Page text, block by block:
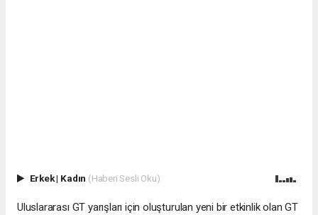
Erkek| Kadın (Haberi Sesli Oku)
Uluslararası GT yarışları için oluşturulan yeni bir etkinlik olan GT